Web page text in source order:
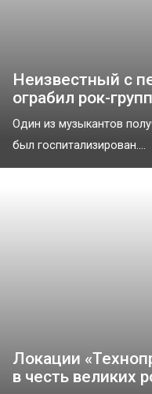
Неизвестный с
ограбил рок-
Один из музыкантов
был госпитализирован....
Локации
в честь великих